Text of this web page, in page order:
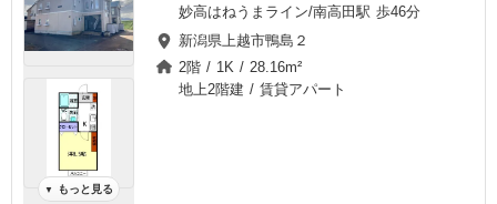
▼ もっと見る
妙高はねうまライン/南高田駅 歩46分
新潟県上越市鴨島２
2階 / 1K / 28.16m²
地上2階建 / 賃貸アパート